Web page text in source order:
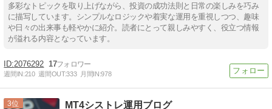
多彩なトピックを取り上げながら、投資の成功法則と日常の楽しみを巧み
に描写しています。シンプルなロジックや着実な運用を重視しつつ、趣味
や日々の出来事も軽やかに紹介。読者にとって親しみやすく、役立つ情報
が溢れる内容となっています。
2076292 17
週間IN:210 週間OUT:333 月間IN:978
3 MT4シストレ運用ブログ